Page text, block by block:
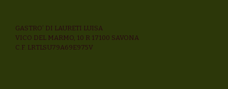
GASTRO’ DI LAURETI LUISA
VICO DEL MARMO, 10 R 17100 SAVONA
C.F. LRTLSU79A69E975V